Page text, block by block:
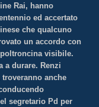
Rai, hanno
ed accertato
che qualcuno
un accordo con
visibile.
a durare. Renzi
anche
segretario Pd per